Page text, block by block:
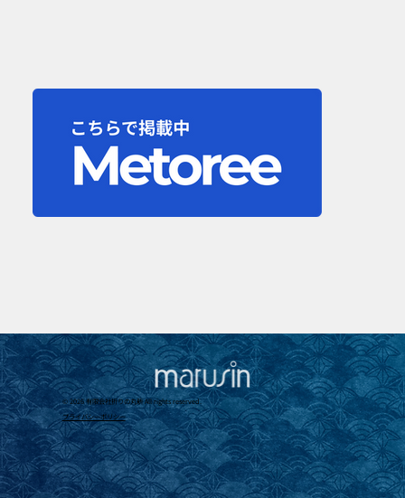
© 2026 有限会社折りの丸新 All rights reserved.
​プライバシーポリシー